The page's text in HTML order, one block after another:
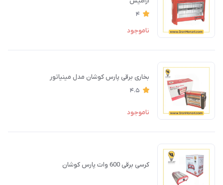
4
ناموجود
بخاری برقی پارس کوشان مدل مینیاتور
4.5
ناموجود
کرسی برقی 600 وات پارس کوشان